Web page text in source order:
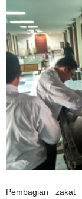
Pembagian